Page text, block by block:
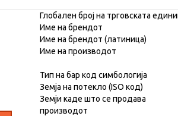
Глобален број на трговската
Име на брендот
Име на брендот (латиница)
Име на производот
Тип на бар код симбологија
Земја на потекло (ISO код)
Земји каде што се продава
производот